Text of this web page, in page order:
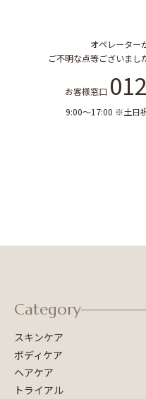
オペレーター
ご不明な点等ございまし
お客様窓口
9:00～17:00 ※土日
Category
スキンケア
ボディケア
ヘアケア
トライアル